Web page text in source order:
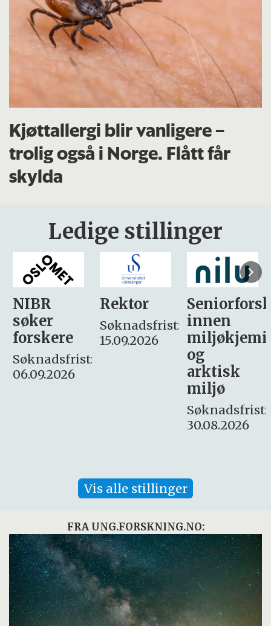
Kjøttallergi blir vanligere –
trolig også i Norge. Flått får
skylda
Ledige stillinger
Rektor
Søknadsfrist:
15.09.2026
Seniorforsker
innen
miljøkjemi
søker
– fast
Søknadsfrist:
16. august.
Vis alle stillinger
FRA UNG.FORSKNING.NO: